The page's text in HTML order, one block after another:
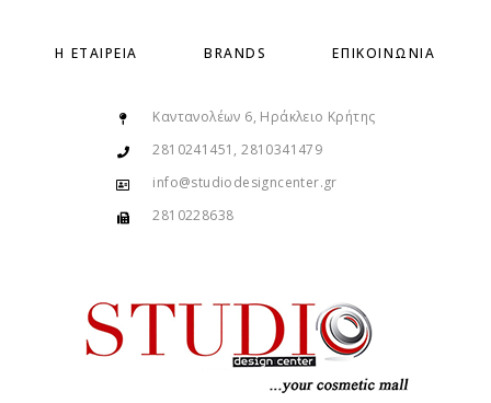
Η ΕΤΑΙΡΕΊΑ BRANDS ΕΠΙΚΟΙΝΩΝΊΑ
Καντανολέων 6, Ηράκλειο Κρήτης
2810241451, 2810341479
info@studiodesigncenter.gr
2810228638